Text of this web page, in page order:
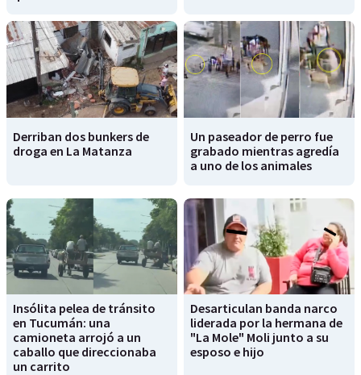
Derriban dos bunkers de
droga en La Matanza
Un paseador de perro fue
grabado mientras agredía
a uno de los animales
Insólita pelea de tránsito
en Tucumán: una
camioneta arrojó a un
caballo que direccionaba
un carrito
Desarticulan banda narco
liderada por la hermana de
"La Mole" Moli junto a su
esposo e hijo